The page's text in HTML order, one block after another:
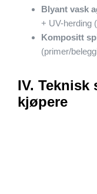
Blyant vask
+ UV-herding
Kompositt
(primer/
IV. Teknisk
kjøpere